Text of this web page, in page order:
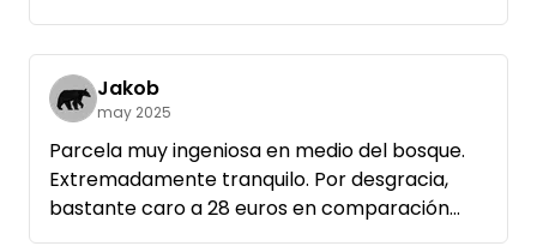
Jakob
may 2025
Parcela muy ingeniosa en medio del bosque.
Extremadamente tranquilo. Por desgracia,
bastante caro a 28 euros en comparación
con los campings u otras parcelas.